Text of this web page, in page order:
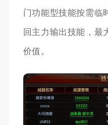
门功能型技能按需临
回主力输出技能，最
价值。